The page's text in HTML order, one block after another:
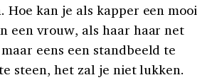
Hoe kan je als kapper een mooi
een vrouw, als haar haar net
eens een standbeeld te
steen, het zal je niet lukken.